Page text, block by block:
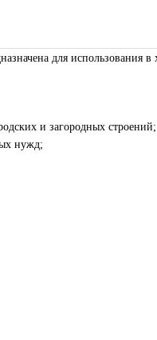
для использования в
и загородных строений;
нужд;